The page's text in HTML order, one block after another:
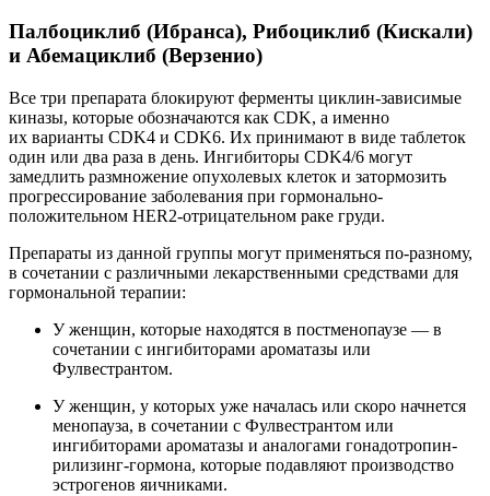
Палбоциклиб (Ибранса), Рибоциклиб (Кискали)
и Абемациклиб (Верзенио)
Все три препарата блокируют ферменты циклин-зависимые
киназы, которые обозначаются как CDK, а именно
их варианты CDK4 и CDK6. Их принимают в виде таблеток
один или два раза в день. Ингибиторы CDK4/6 могут
замедлить размножение опухолевых клеток и затормозить
прогрессирование заболевания при гормонально-
положительном HER2-отрицательном раке груди.
Препараты из данной группы могут применяться по-разному,
в сочетании с различными лекарственными средствами для
гормональной терапии:
У женщин, которые находятся в постменопаузе — в
сочетании с ингибиторами ароматазы или
Фулвестрантом.
У женщин, у которых уже началась или скоро начнется
менопауза, в сочетании с Фулвестрантом или
ингибиторами ароматазы и аналогами гонадотропин-
рилизинг-гормона, которые подавляют производство
эстрогенов яичниками.